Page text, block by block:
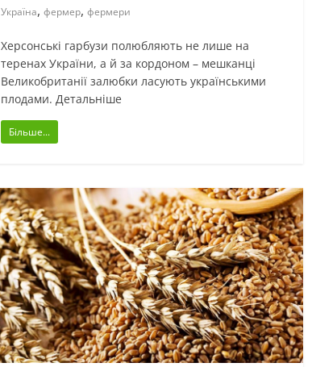
Україна,фермер,фермери
Херсонські гарбузи полюбляють не лише на
теренах України, а й за кордоном – мешканці
Великобританії залюбки ласують українськими
плодами. Детальніше
Більше...